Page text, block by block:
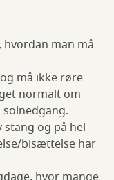
man må
må ikke røre
normalt om
stang og på hel
bisættelse har